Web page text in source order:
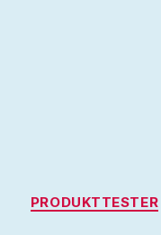
Kategorier
PRODUKTTESTER